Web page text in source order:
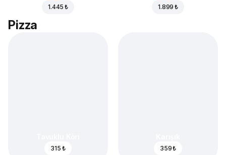
1.445 ₺ 1.899 ₺
Pizza
315 ₺ 359 ₺